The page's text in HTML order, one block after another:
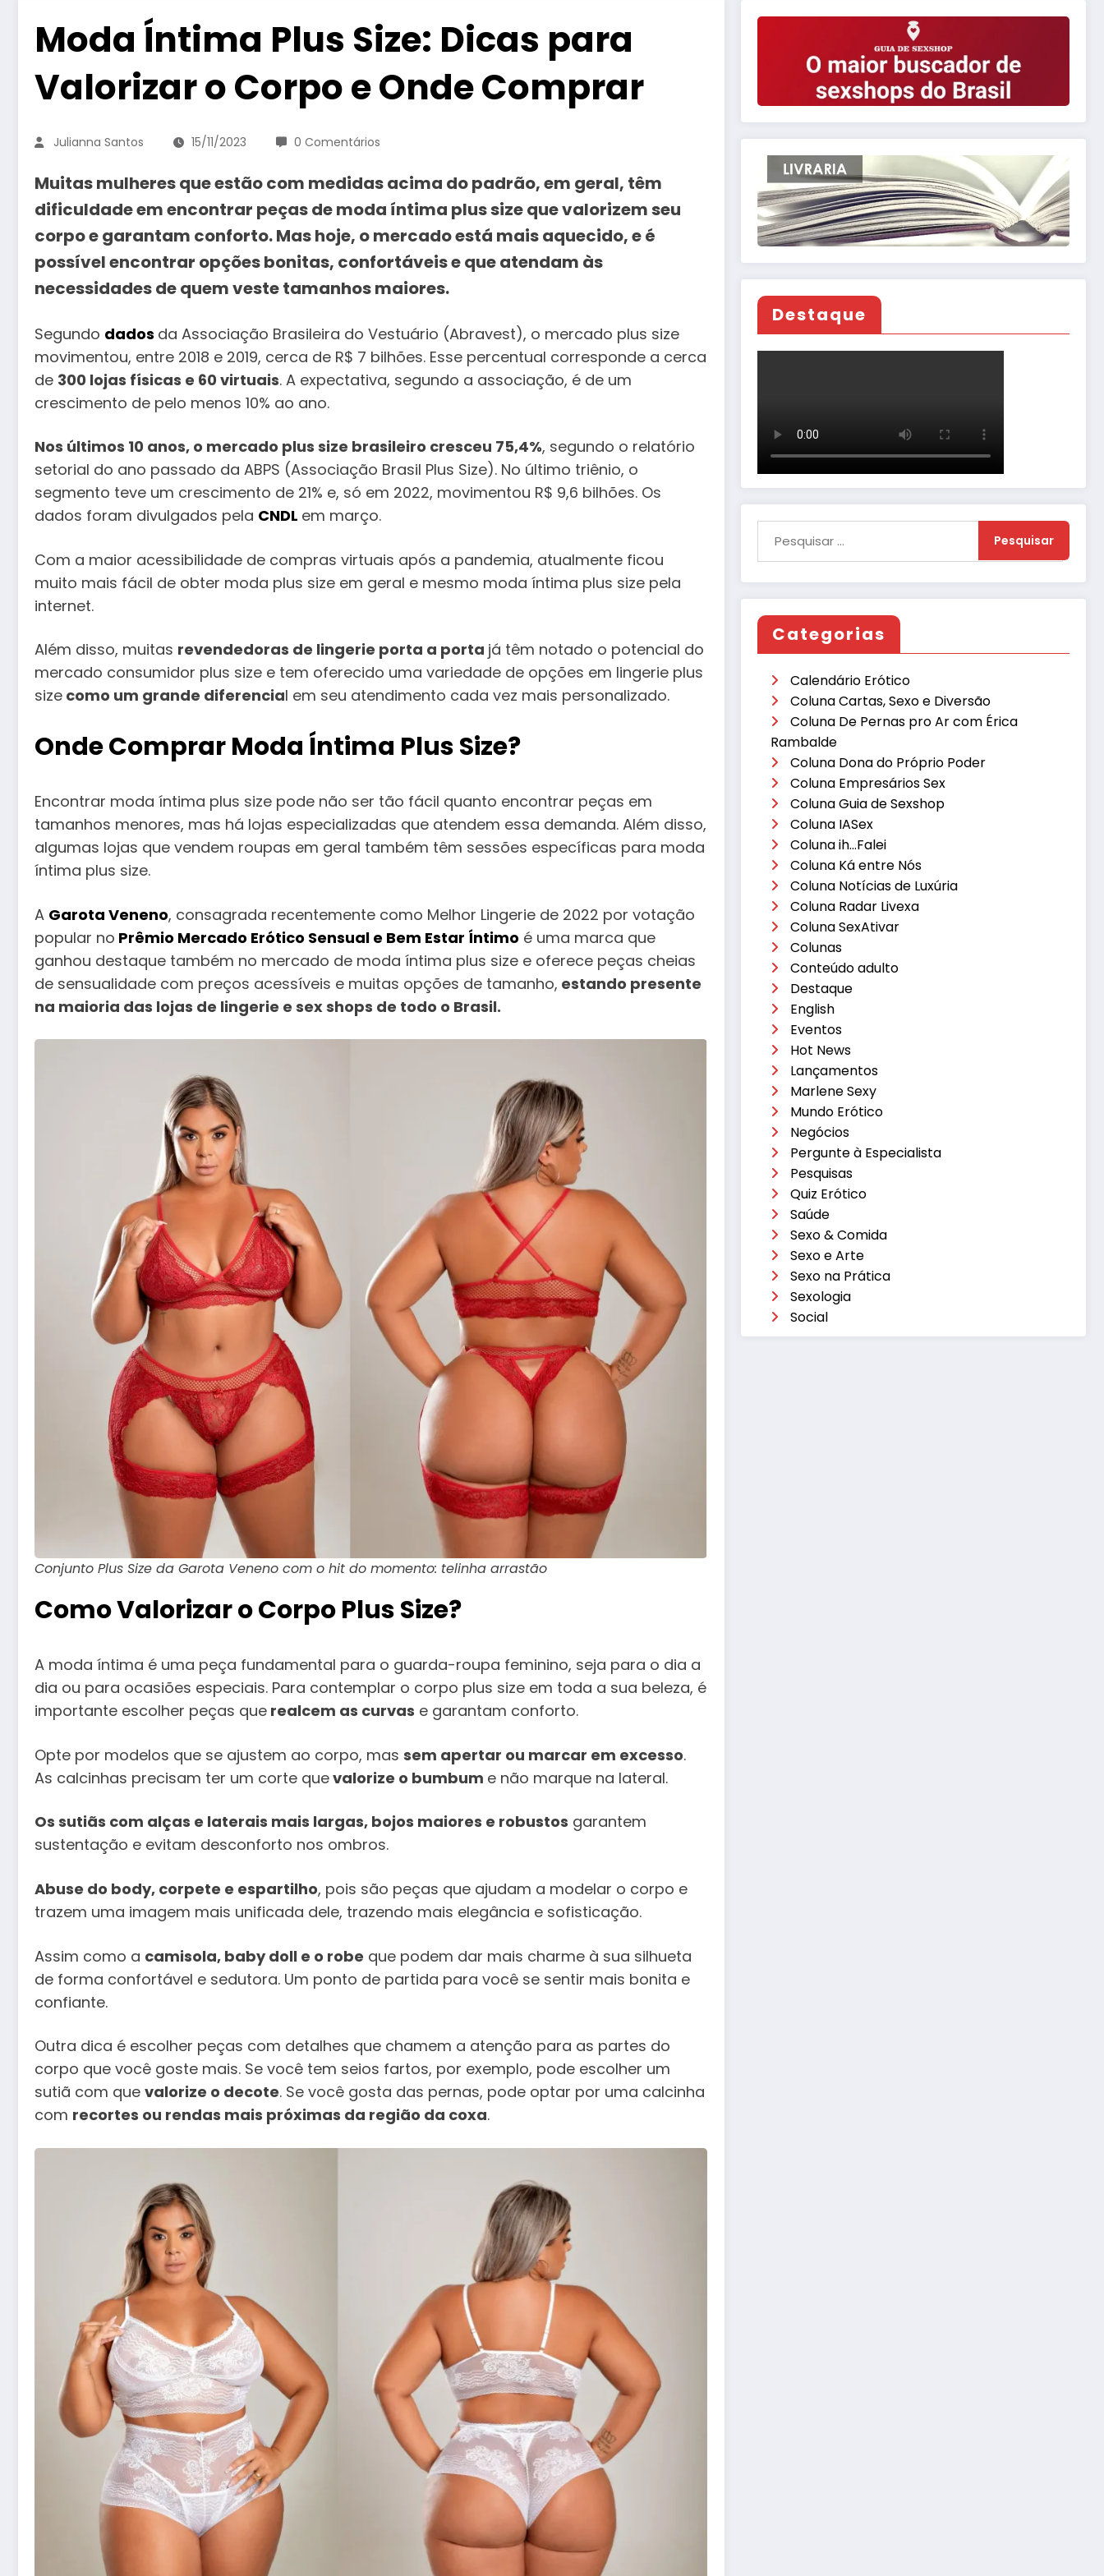
Moda Íntima Plus Size: Dicas para
Valorizar o Corpo e Onde Comprar
Julianna Santos 15/11/2023 0 Comentários
Muitas mulheres que estão com medidas acima do padrão, em geral, têm
dificuldade em encontrar peças de moda íntima plus size que valorizem seu
corpo e garantam conforto. Mas hoje, o mercado está mais aquecido, e é
possível encontrar opções bonitas, confortáveis ​​e que atendam às
necessidades de quem veste tamanhos maiores.
Segundo dados da Associação Brasileira do Vestuário (Abravest), o mercado plus size
movimentou, entre 2018 e 2019, cerca de R$ 7 bilhões. Esse percentual corresponde a cerca
de 300 lojas físicas e 60 virtuais. A expectativa, segundo a associação, é de um
crescimento de pelo menos 10% ao ano.
Nos últimos 10 anos, o mercado plus size brasileiro cresceu 75,4%, segundo o relatório
setorial do ano passado da ABPS (Associação Brasil Plus Size). No último triênio, o
segmento teve um crescimento de 21% e, só em 2022, movimentou R$ 9,6 bilhões. Os
dados foram divulgados pela CNDL em março.
Com a maior acessibilidade de compras virtuais após a pandemia, atualmente ficou
muito mais fácil de obter moda plus size em geral e mesmo moda íntima plus size pela
internet.
Além disso, muitas revendedoras de lingerie porta a porta já têm notado o potencial do
mercado consumidor plus size e tem oferecido uma variedade de opções em lingerie plus
size como um grande diferencial em seu atendimento cada vez mais personalizado.
Onde Comprar Moda Íntima Plus Size?
Encontrar moda íntima plus size pode não ser tão fácil quanto encontrar peças em
tamanhos menores, mas há lojas especializadas que atendem essa demanda. Além disso,
algumas lojas que vendem roupas em geral também têm sessões específicas para moda
íntima plus size.
A Garota Veneno, consagrada recentemente como Melhor Lingerie de 2022 por votação
popular no Prêmio Mercado Erótico Sensual e Bem Estar Íntimo é uma marca que
ganhou destaque também no mercado de moda íntima plus size e oferece peças cheias
de sensualidade com preços acessíveis e muitas opções de tamanho, estando presente
na maioria das lojas de lingerie e sex shops de todo o Brasil.
Conjunto Plus Size da Garota Veneno com o hit do momento: telinha arrastão
Como Valorizar o Corpo Plus Size?
A moda íntima é uma peça fundamental para o guarda-roupa feminino, seja para o dia a
dia ou para ocasiões especiais. Para contemplar o corpo plus size em toda a sua beleza, é
importante escolher peças que realcem as curvas e garantam conforto.
Opte por modelos que se ajustem ao corpo, mas sem apertar ou marcar em excesso.
As calcinhas precisam ter um corte quevalorize o bumbum e não marque na lateral.
Os sutiãs com alças e laterais mais largas, bojos maiores e robustos garantem
sustentação e evitam desconforto nos ombros.
Abuse do body, corpete e espartilho, pois são peças que ajudam a modelar o corpo e
trazem uma imagem mais unificada dele, trazendo mais elegância e sofisticação.
Assim como a camisola, baby doll e o robe que podem dar mais charme à sua silhueta
de forma confortável e sedutora. Um ponto de partida para você se sentir mais bonita e
confiante.
Outra dica é escolher peças com detalhes que chamem a atenção para as partes do
corpo que você goste mais. Se você tem seios fartos, por exemplo, pode escolher um
sutiã com que valorize o decote. Se você gosta das pernas, pode optar por uma calcinha
com recortes ou rendas mais próximas da região da coxa.
Destaque
Categorias
Calendário Erótico
Coluna Cartas, Sexo e Diversão
Coluna De Pernas pro Ar com Érica
Rambalde
Coluna Dona do Próprio Poder
Coluna Empresários Sex
Coluna Guia de Sexshop
Coluna IASex
Coluna ih…Falei
Coluna Ká entre Nós
Coluna Notícias de Luxúria
Coluna Radar Livexa
Coluna SexAtivar
Colunas
Conteúdo adulto
Destaque
English
Eventos
Hot News
Lançamentos
Marlene Sexy
Mundo Erótico
Negócios
Pergunte à Especialista
Pesquisas
Quiz Erótico
Saúde
Sexo & Comida
Sexo e Arte
Sexo na Prática
Sexologia
Social